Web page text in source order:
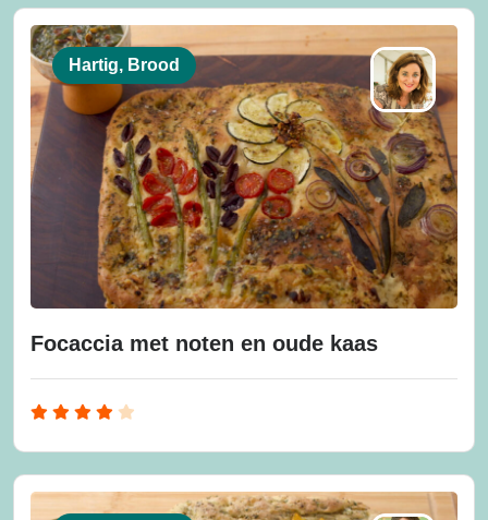
Hartig, Brood
Focaccia met noten en oude kaas